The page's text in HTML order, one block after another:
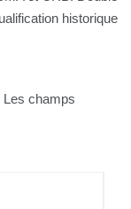
historique
Les champs